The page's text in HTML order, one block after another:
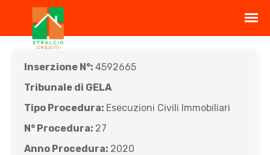
Inserzione N°: 4592665
Tribunale di GELA
Tipo Procedura: Esecuzioni Civili Immobiliari
N° Procedura: 27
Anno Procedura: 2020